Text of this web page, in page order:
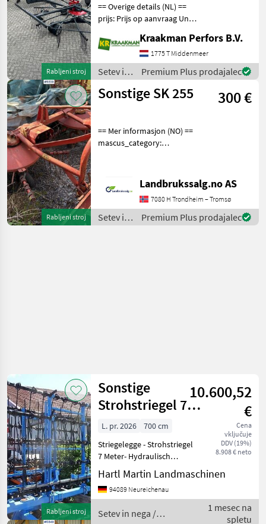
Rabljeni stroj
== Overige details (NL) ==
prijs: Prijs op aanvraag Unit:
Vicon Andex 904 dubbel
hark in goedwerkende staat
Serienummer: VF69690182
W
Kraakman Perfors B.V.
1775 T Middenmeer
Setev in
nega /
Sonstige
Premium Plus prodajalec
Rabljeni stroj
Sonstige SK 255 300 €
== Mer informasjon (NO) ==
mascus_category:
reference number upon
request: 9200 See
en.landbrukssalg.no/9200
for m
Landbrukssalg.no AS
7080 H Trondheim – Tromsø
Setev in
nega /
Premium Plus prodajalec
Rabljeni stroj
Sonstige
Strohstriegel 7
Meter
10.600,52
€
Cena
vključuje
DDV (19%)
8.908 € neto
L. pr. 2026
700 cm
Striegelegge - Strohstriegel
7 Meter- Hydraulisch
klappbar - mit
Transportsicherung- Stabile
Ausführung- Angebot gültig
Irrtum und Zwischenver
Hartl Martin Landmaschinen
94089 Neureichenau
Setev in nega /
1 mesec na
spletu